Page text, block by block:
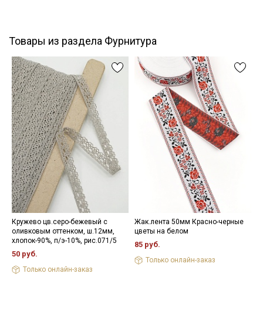
Товары из раздела Фурнитура
Кружево цв.серо-бежевый с
оливковым оттенком, ш.12мм,
хлопок-90%, п/э-10%, рис.071/5
50 руб.
Только онлайн-заказ
Жак.лента 50мм Красно-черные
цветы на белом
85 руб.
Только онлайн-заказ